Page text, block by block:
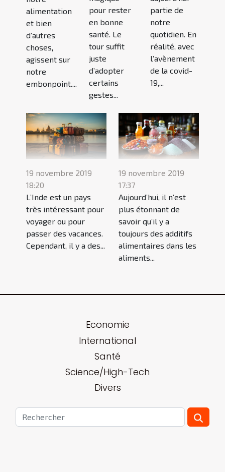
alimentation
et bien
d’autres
choses,
agissent sur
notre
embonpoint....
pour rester
en bonne
santé. Le
tour suffit
juste
d’adopter
certains
gestes...
partie de
notre
quotidien. En
réalité, avec
l’avènement
de la covid-
19,...
19 novembre 2019
18:20
L’Inde est un pays
très intéressant pour
voyager ou pour
passer des vacances.
Cependant, il y a des...
19 novembre 2019
17:37
Aujourd’hui, il n’est
plus étonnant de
savoir qu’il y a
toujours des additifs
alimentaires dans les
aliments...
Economie
International
Santé
Science/High-Tech
Divers